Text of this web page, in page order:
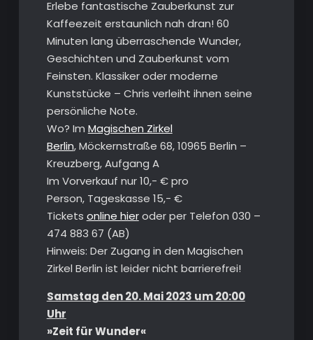
Erlebe fantastische Zauberkunst zur
Kaffeezeit erstaunlich nah dran! 60
Minuten lang überraschende Wunder,
Geschichten und Zauberkunst vom
Feinsten. Klassiker oder moderne
Kunststücke – Chris verleiht ihnen seine
persönliche Note.
Wo? Im Magischen Zirkel
Berlin, Möckernstraße 68, 10965 Berlin –
Kreuzberg, Aufgang A
Im Vorverkauf nur 10,- € pro
Person, Tageskasse 15,- €
Tickets online hieroder per Telefon 030 –
474 883 67 (AB)
Hinweis: Der Zugang in den Magischen
Zirkel Berlin ist leider nicht barrierefrei!
Samstag den 20. Mai 2023 um 20:00
Uhr
»Zeit für Wunder«